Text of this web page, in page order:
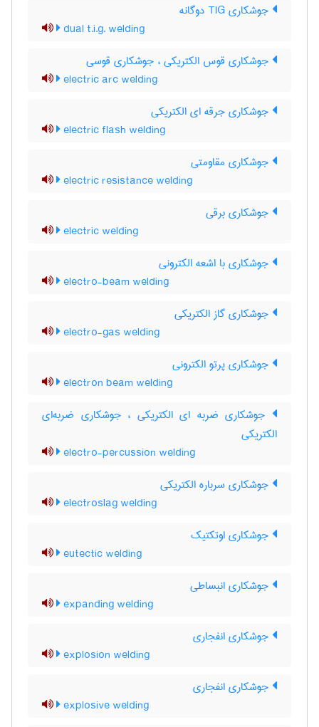
جوشکاری TIG دوگانه
dual t.i.g. welding
جوشکاری قوس الکتریکی ، جوشکاری قوسی
electric arc welding
جوشکاری جرقه ای الکتریکی
electric flash welding
جوشکاری مقاومتی
electric resistance welding
جوشکاری برقی
electric welding
جوشکاری با اشعه الکترونی
electro-beam welding
جوشکاری گاز الکتریکی
electro-gas welding
جوشکاری پرتو الکترونی
electron beam welding
جوشکاری ضربه ای الکتریکی ، جوشکاری ضربه‌ای
الکتریکی
electro-percussion welding
جوشکاری سرباره الکتریکی
electroslag welding
جوشکاری اوتکتیک
eutectic welding
جوشکاری انبساطی
expanding welding
جوشکاری انفجاری
explosion welding
جوشکاری انفجاری
explosive welding